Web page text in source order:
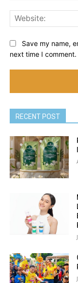
Save my name,
next time I comment.
RECENT POST